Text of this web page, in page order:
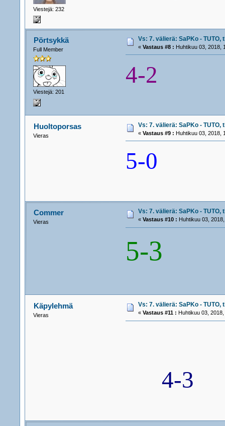
Viestejä: 232
Pörtsykkä
Full Member
Viestejä: 201
Vs: 7. välierä: SaPKo - TUTO,
«Vastaus #8 : Huhtikuu 03, 2018,
4-2
Huoltoporsas
Vieras
Vs: 7. välierä: SaPKo - TUTO,
«Vastaus #9 : Huhtikuu 03, 2018,
5-0
Commer
Vieras
Vs: 7. välierä: SaPKo - TUTO,
«Vastaus #10 : Huhtikuu 03,
5-3
Käpylehmä
Vieras
Vs: 7. välierä: SaPKo - TUTO,
«Vastaus #11 : Huhtikuu 03,
4-3